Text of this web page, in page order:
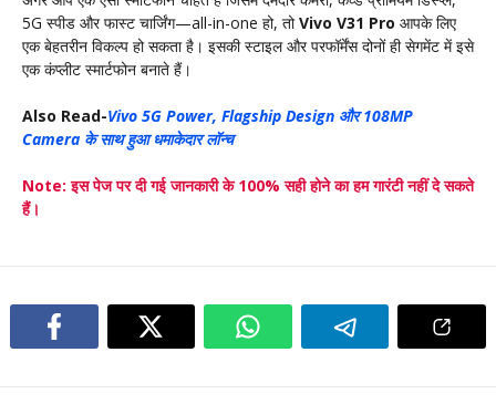
5G स्पीड और फास्ट चार्जिंग—all-in-one हो, तोVivo V31 Pro आपके लिए
एक बेहतरीन विकल्प हो सकता है। इसकी स्टाइल और परफॉर्मेंस दोनों ही सेगमेंट में इसे
एक कंप्लीट स्मार्टफोन बनाते हैं।
Also Read-Vivo 5G Power, Flagship Design और 108MP
Camera के साथ हुआ धमाकेदार लॉन्च
Note: इस पेज पर दी गई जानकारी के 100% सही होने का हम गारंटी नहीं दे सकते
हैं।